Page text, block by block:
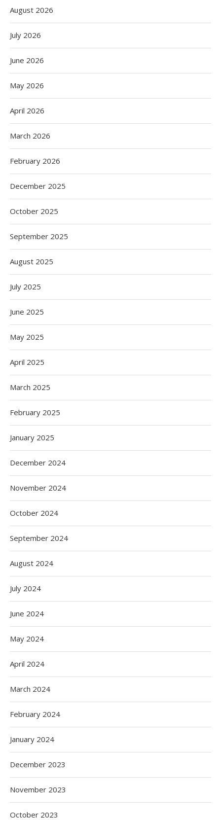
August 2026
July 2026
June 2026
May 2026
April 2026
March 2026
February 2026
December 2025
October 2025
September 2025
August 2025
July 2025
June 2025
May 2025
April 2025
March 2025
February 2025
January 2025
December 2024
November 2024
October 2024
September 2024
August 2024
July 2024
June 2024
May 2024
April 2024
March 2024
February 2024
January 2024
December 2023
November 2023
October 2023